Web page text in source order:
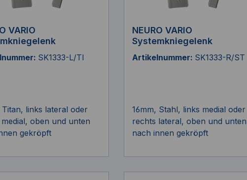
VARIO
SK1333-L/TI
Titan, links lateral oder
oben und unten
gekröpft
NEURO VARIO
Systemkniegelenk
Artikelnummer: SK1333-R/ST
16mm, Stahl, links medial oder
rechts lateral, oben und unten
nach innen gekröpft